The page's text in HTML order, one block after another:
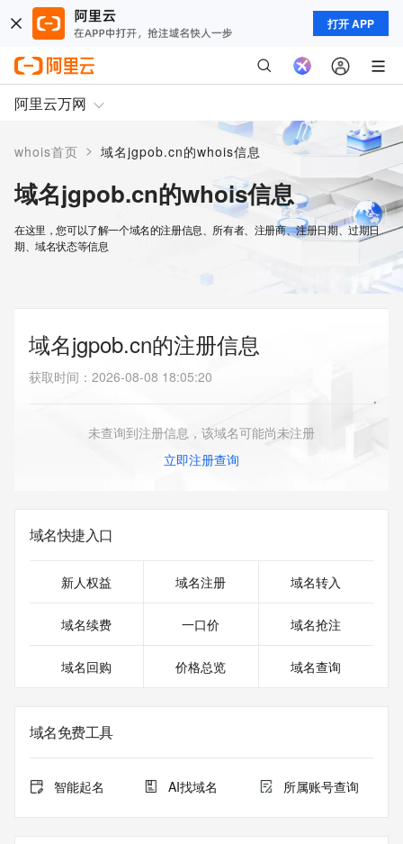
打开 APP
阿里云万网
whois首页 > 域名jgpob.cn的whois信息
域名jgpob.cn的whois信息
在这里，您可以了解一个域名的注册信息、所有者、注册商、注册日期、过期日
期、域名状态等信息
域名jgpob.cn的注册信息
获取时间 ： 2026-08-08 18:05:20
未查询到注册信息，该域名可能尚未注册
立即注册查询
域名快捷入口
新人权益 域名注册 域名转入
域名续费 一口价 域名抢注
域名回购 价格总览 域名查询
域名免费工具
智能起名 AI找域名 所属账号查询